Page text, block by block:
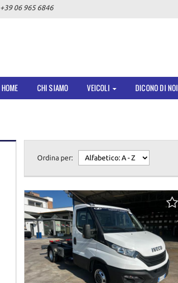
+39 06 965 6846
HOME CHI SIAMO VEICOLI DICONO DI NOI
Ordina per: